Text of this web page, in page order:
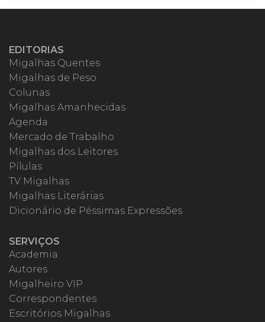
EDITORIAS
Migalhas Quentes
Migalhas de Peso
Colunas
Migalhas Amanhecidas
Agenda
Mercado de Trabalho
Migalhas dos Leitores
Pílulas
TV Migalhas
Migalhas Literárias
Dicionário de Péssimas Expressões
SERVIÇOS
Academia
Autores
Migalheiro VIP
Correspondentes
Escritórios Migalhas